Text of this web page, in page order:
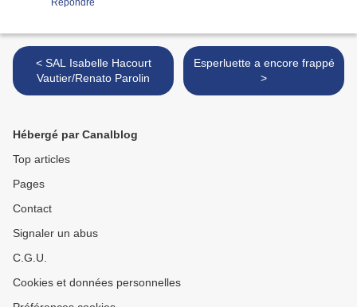
Répondre
< SAL Isabelle Hacourt
Vautier/Renato Parolin
Esperluette a encore frappé
>
Hébergé par Canalblog
Top articles
Pages
Contact
Signaler un abus
C.G.U.
Cookies et données personnelles